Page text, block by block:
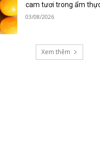
cam tươi trong ẩm
03/08/2026
Xem thêm